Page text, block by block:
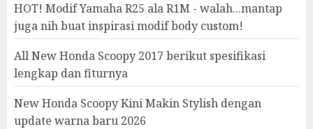
HOT! Modif Yamaha R25 ala R1M - walah...mantap
juga nih buat inspirasi modif body custom!
All New Honda Scoopy 2017 berikut spesifikasi
lengkap dan fiturnya
New Honda Scoopy Kini Makin Stylish dengan
update warna baru 2026